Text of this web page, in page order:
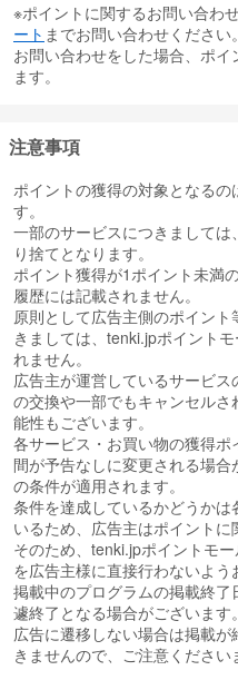
※ポイントに関するお問い合わせ
ート までお問い合わせくださ
お問い合わせをした場合、ポ
ます。
注意事項
ポイントの獲得の対象となる
す。
一部のサービスにつきまして
り捨てとなります。
ポイント獲得が1ポイント未満
履歴には記載されません。
原則として広告主側のポイン
きましては、tenki.jpポイント
れません。
広告主が運営しているサービ
の交換や一部でもキャンセル
能性もございます。
各サービス・お買い物の獲得
間が予告なしに変更される場
の条件が適用されます。
条件を達成しているかどうか
いるため、広告主はポイントに
そのため、tenki.jpポイントモ
を広告主様に直接行わないよう
掲載中のプログラムの掲載終
遽終了となる場合がございます。
広告に遷移しない場合は掲載
きませんので、ご注意ください